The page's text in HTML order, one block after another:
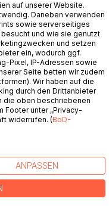
Glücksbuch für
begleitet dich auf
zum Glück" ist
geben möchten.
Gefühle
mit einem kleinen
nach ihrer
spirituelle
auf unserer Website.
Daneben verwenden
sowie serverseitiges
und wie sie genutzt
und setzen
ein, wodurch ggf.
Pixel, IP-Adressen sowie
Seite betten wir zudem
Wir haben auf die
durch den Drittanbieter
die oben beschriebenen
Footer unter „Privacy-
widerrufen. (BoD-
ANPASSEN